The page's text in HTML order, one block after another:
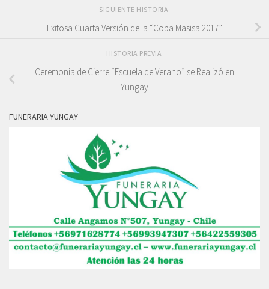
SIGUIENTE HISTORIA
Exitosa Cuarta Versión de la “Copa Masisa 2017”
HISTORIA PREVIA
Ceremonia de Cierre “Escuela de Verano” se Realizó en
Yungay
FUNERARIA YUNGAY